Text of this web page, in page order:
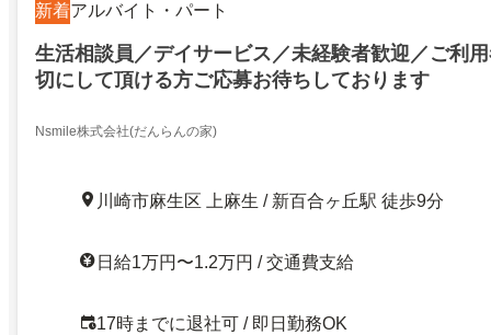
新着アルバイト・パート
生活相談員／デイサービス／未経験者歓迎／ご利
切にして頂ける方ご応募お待ちしております
Nsmile株式会社(だんらんの家)
川崎市麻生区 上麻生 / 新百合ヶ丘駅 徒歩9分
日給1万円〜1.2万円 / 交通費支給
17時までに退社可 / 即日勤務OK